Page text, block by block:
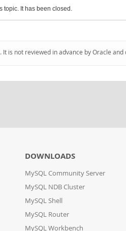
topic. It has been closed.
is not reviewed in advance by Oracle
DOWNLOADS
MySQL Community Server
MySQL NDB Cluster
MySQL Shell
MySQL Router
MySQL Workbench